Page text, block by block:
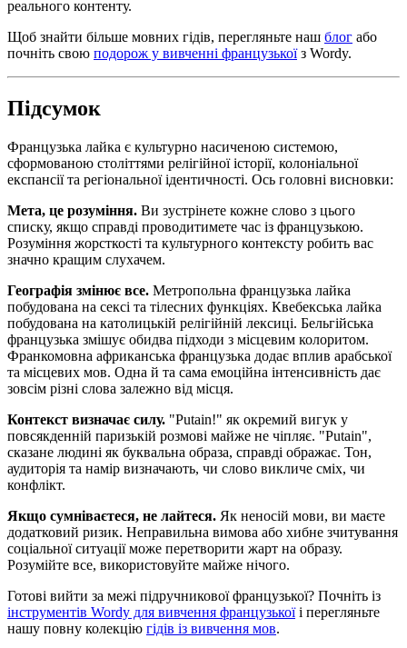
реального контенту.
Щоб знайти більше мовних гідів, перегляньте наш блог або
почніть свою подорож у вивченні французькоїз Wordy.
Підсумок
Французька лайка є культурно насиченою системою,
сформованою століттями релігійної історії, колоніальної
експансії та регіональної ідентичності. Ось головні висновки:
Мета, це розуміння. Ви зустрінете кожне слово з цього
списку, якщо справді проводитимете час із французькою.
Розуміння жорсткості та культурного контексту робить вас
значно кращим слухачем.
Географія змінює все. Метропольна французька лайка
побудована на сексі та тілесних функціях. Квебекська лайка
побудована на католицькій релігійній лексиці. Бельгійська
французька змішує обидва підходи з місцевим колоритом.
Франкомовна африканська французька додає вплив арабської
та місцевих мов. Одна й та сама емоційна інтенсивність дає
зовсім різні слова залежно від місця.
Контекст визначає силу. "Putain!" як окремий вигук у
повсякденній паризькій розмові майже не чіпляє. "Putain",
сказане людині як буквальна образа, справді ображає. Тон,
аудиторія та намір визначають, чи слово викличе сміх, чи
конфлікт.
Якщо сумніваєтеся, не лайтеся. Як неносій мови, ви маєте
додатковий ризик. Неправильна вимова або хибне зчитування
соціальної ситуації може перетворити жарт на образу.
Розумійте все, використовуйте майже нічого.
Готові вийти за межі підручникової французької? Почніть із
інструментів Wordy для вивчення французькоїі перегляньте
нашу повну колекцію гідів із вивчення мов.